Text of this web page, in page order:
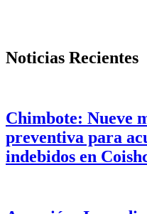
Noticias Recientes
Chimbote: Nueve
preventiva para
indebidos en